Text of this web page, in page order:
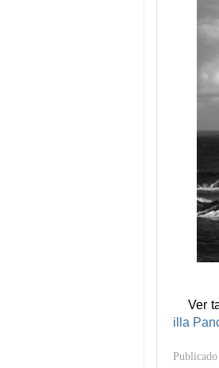
Ver
illa